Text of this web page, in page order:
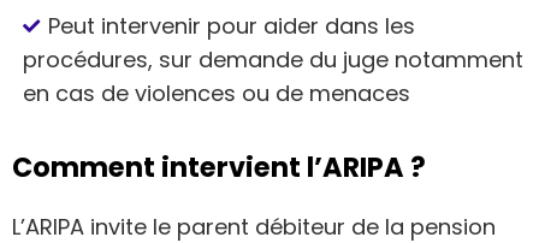
Peut intervenir pour aider dans les
procédures, sur demande du juge notamment
en cas de violences ou de menaces
Comment intervient l’ARIPA ?
L’ARIPA invite le parent débiteur de la pension